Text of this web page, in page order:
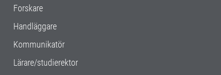
Forskare
Handläggare
Kommunikatör
Lärare/studierektor